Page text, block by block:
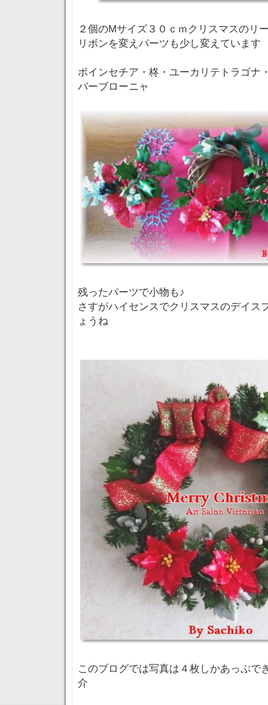
２個のMサイズ３０ｃｍクリスマスのリ
リボンを変えパーツも少し変えています
ポインセチア・柊・ユーカリテトラゴナ
バーブローニャ
残ったパーツで小物も♪
さすがハイセンスでクリスマスのデイス
ょうね
このブログでは写真は４枚しかあっぷ
介